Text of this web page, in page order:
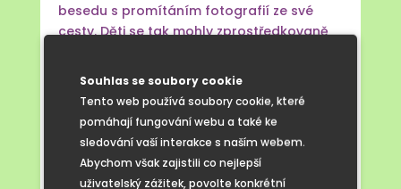
Souhlas se soubory cookie
Tento web používá soubory cookie, které
pomáhají fungování webu a také ke
sledování vaší interakce s naším webem.
Abychom však zajistili co nejlepší
uživatelský zážitek, povolte konkrétní
besedu s promítáním fotografií ze své
cesty. Děti se tak mohly zprostředkovaně
se o typických sicilských pokrmech nebo si
prohlédnout tamní přírodní zajímavosti.
Žáci poznali novou zemi, její kulturu
a tradice. Povídání nám také ukázalo, jak
důležité je umět cizí jazyk a že vzdělávání
může vést k novým zkušenostem